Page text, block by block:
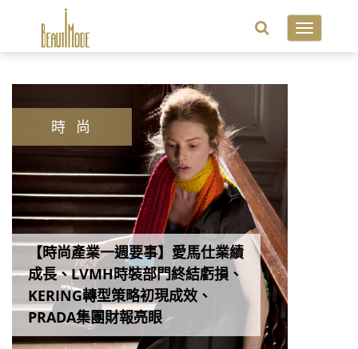
Toggle
時 尚
【時尚產業一週要事】愛馬仕業績
成長、LVMH時裝部門終結虧損、
KERING轉型策略初現成效、
PRADA集團財報亮眼